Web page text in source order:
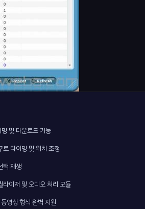
및 다운로드 기능
로 타이밍 및 위치 조정
택 재생
이저 및 오디오 처리 모듈
영상 형식 완벽 지원